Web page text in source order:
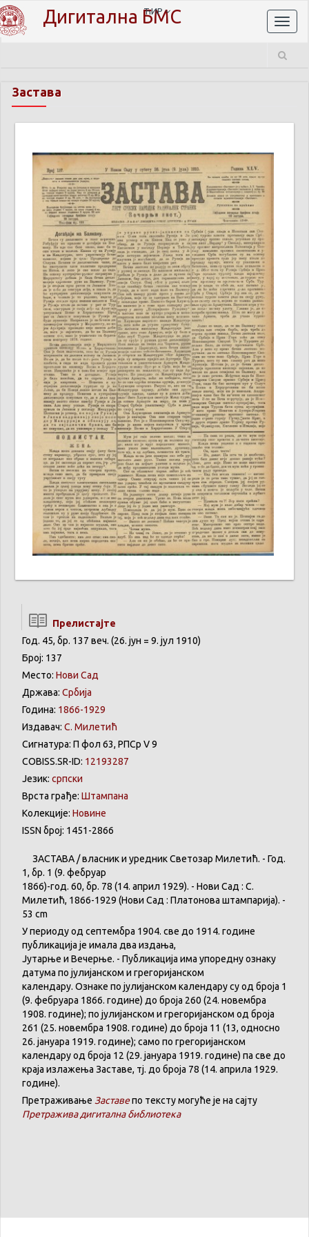
Дигитална БМС
ЋИР
Застава
Прелистајте
Год. 45, бр. 137 веч. (26. јун = 9. јул 1910)
Број: 137
Место: Нови Сад
Држава: Србија
Година: 1866-1929
Издавач: С. Милетић
Сигнатура: П фол 63, РПСр V 9
COBISS.SR-ID: 12193287
Језик: српски
Врста грађе: Штампана
Колекције: Новине
ISSN број: 1451-2866
ЗАСТАВА /власники уредникСветозар Милетић. - Год.
1, бр. 1 (9. фебруар
1866)-год. 60, бр. 78 (14. април 1929). - Нови Сад : С.
Милетић, 1866-1929 (Нови Сад : Платонова штампарија). -
53 cm
Упериодуод септембра 1904. све до 1914. године
публикација је имала два издања,
Јутарње и Вечерње. - Публикација има упореднуознаку
датума по јулијанском и грегоријанском
календару. Ознаке по јулијанском календару су од броја 1
(9. фебруара 1866. године) до броја 260 (24. новембра
1908. године); по јулијанском и грегоријанском од броја
261 (25. новембра 1908. године) до броја 11 (13, односно
26. јануара 1919. године); само по грегоријанском
календаруод броја 12 (29. јануара 1919. године) па све до
краја излажења Заставе, тј. до броја 78 (14. априла 1929.
године).
Претраживање Заставепо тексту могуће је на сајту
Претражива дигитална библиотека